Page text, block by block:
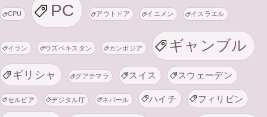
CPU PC アウトドア イエメン イスラエル
イラン ウズベキスタン カンボジア ギャンブル
ギリシャ グアテマラ スイス スウェーデン
セルビア デジタル庁 ネパール ハイチ フィリピン